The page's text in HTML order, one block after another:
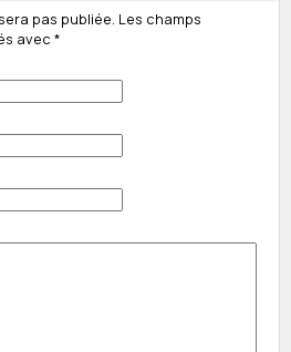
pas publiée. Les champs
avec *